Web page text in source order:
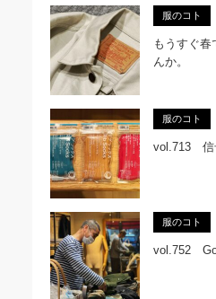
服のコト
もうすぐ
んか。
服のコト
vol.713 信
服のコト
vol.752